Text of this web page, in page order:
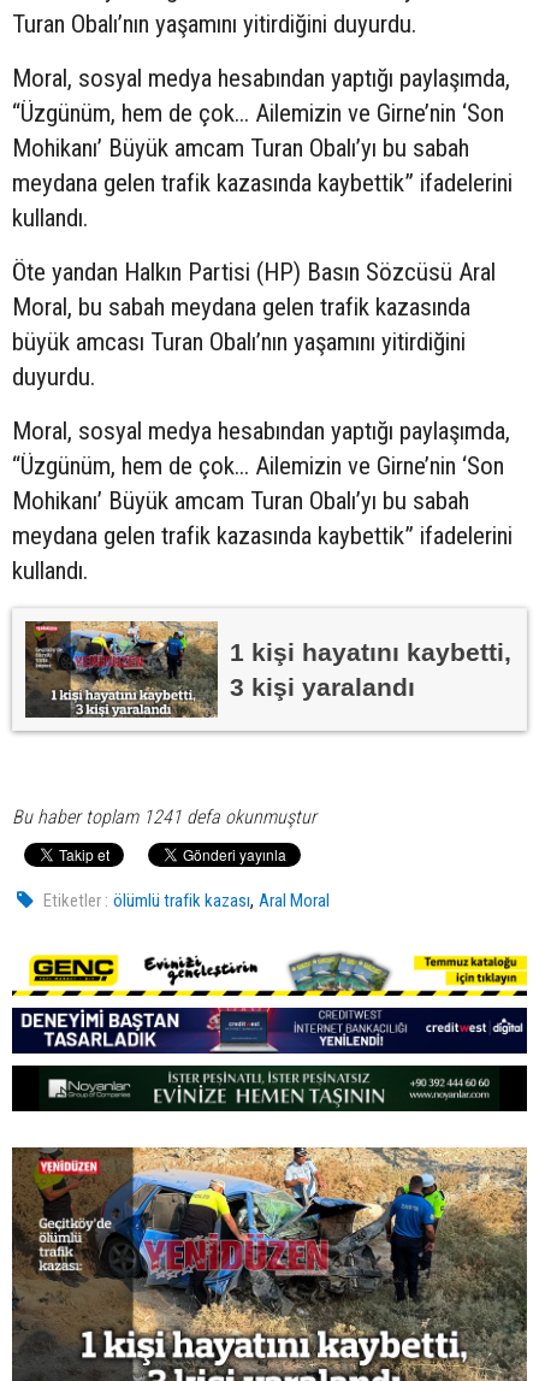
Turan Obalı’nın yaşamını yitirdiğini duyurdu.
Moral, sosyal medya hesabından yaptığı paylaşımda,
“Üzgünüm, hem de çok... Ailemizin ve Girne’nin ‘Son
Mohikanı’ Büyük amcam Turan Obalı’yı bu sabah
meydana gelen trafik kazasında kaybettik” ifadelerini
kullandı.
Öte yandan Halkın Partisi (HP) Basın Sözcüsü Aral
Moral, bu sabah meydana gelen trafik kazasında
büyük amcası Turan Obalı’nın yaşamını yitirdiğini
duyurdu.
Moral, sosyal medya hesabından yaptığı paylaşımda,
“Üzgünüm, hem de çok... Ailemizin ve Girne’nin ‘Son
Mohikanı’ Büyük amcam Turan Obalı’yı bu sabah
meydana gelen trafik kazasında kaybettik” ifadelerini
kullandı.
1 kişi hayatını kaybetti,
3 kişi yaralandı
Bu haber toplam 1241 defa okunmuştur
Etiketler : ölümlü trafik kazası,Aral Moral